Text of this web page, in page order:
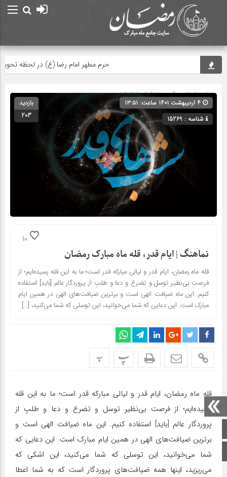
صفحه اصلی
اینستاگرام
حرم مطهر امام رضا (ع) در لحظه تحویل
صفحه اصلی» گروه »نواها و نماها
شناسه : 15269
بازدید
203
10
نماهنگ | ایام قدر، قله ماه مبارک رمضان
قله‌ ماه رمضان، ایام قدر و لیالی مبارکه‌ قدر است؛ ما به این قله رسیده‌ایم؛ از
فرصت بی‌نظیر توسل و تضرع و دعا و طلبِ از پروردگار عالم [باید] استفاده
کنیم. این ماه ضیافت الهی است و برترین ضیافت‌های الهی در همین ایام
مبارک است. این دعایی که شما می‌خوانید، این توسلی که شما می‌کنید، […]
پ پ
قله‌ ماه رمضان، ایام قدر و لیالی مبارکه‌ قدر است؛ ما به این قله
رسیده‌ایم؛ از فرصت بی‌نظیر توسل و تضرع و دعا و طلبِ از
پروردگار عالم [باید] استفاده کنیم. این ماه ضیافت الهی است و
برترین ضیافت‌های الهی در همین ایام مبارک است. این دعایی که
شما می‌خوانید، این توسلی که شما می‌کنید، این اشکی که
می‌ریزید، اینها همه ضیافت‌های پروردگار است که به شما اعطا